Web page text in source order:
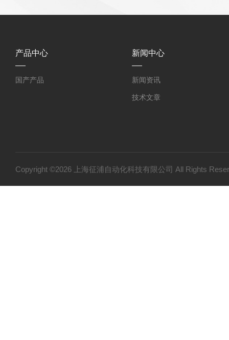
产品中心
国产产品
新闻中心
新闻资讯
技术文章
Copyright ©2026 上海征浦自动化科技有限公司 All Rights